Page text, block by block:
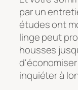
par un
études ont
linge peut
housses
inquiéter à